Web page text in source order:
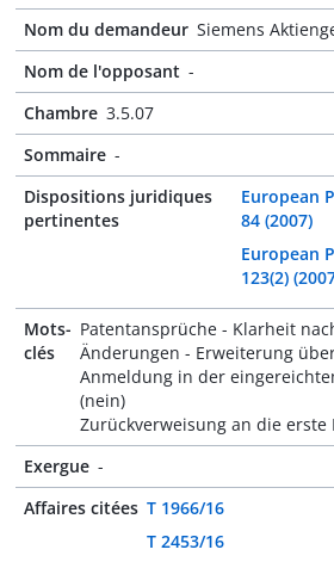
Nom du demandeur Siemens
Nom de l'opposant -
Chambre 3.5.07
Sommaire -
Dispositions juridiques
pertinentes
European
84 (2007)
European
123(2)
Mots-
clés
Patentansprüche - Klarheit
Änderungen - Erweiterung
Anmeldung in der
(nein)
Zurückverweisung an die erste
Exergue -
Affaires citées T 1966/16
T 2453/16